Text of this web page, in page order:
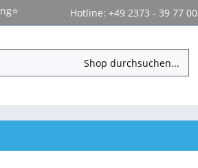
Hotline: +49 2373 - 39 77 00